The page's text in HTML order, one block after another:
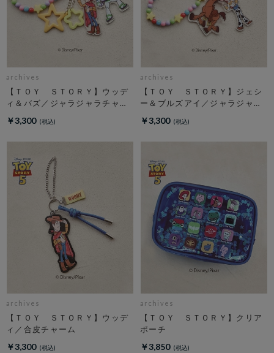
archives
【ＴＯＹ ＳＴＯＲＹ】ウッデ
ィ＆バズ／ジャラジャラチャー
￥3,300
archives
【ＴＯＹ ＳＴＯＲＹ】ジェシ
ー＆ブルズアイ／ジャラジャラ
￥3,300
archives
【ＴＯＹ ＳＴＯＲＹ】ウッデ
ィ／合皮チャーム
￥3,300
archives
【ＴＯＹ ＳＴＯＲＹ】クリア
ポーチ
￥3,850